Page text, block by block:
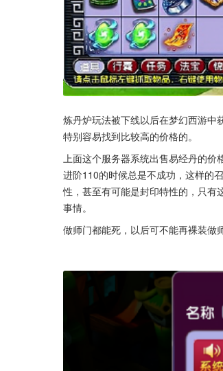
炼丹炉玩法被下线以后在梦幻西游中
特别容易找到比较高的价格的。
上面这个服务器系统出售易经丹的价
进阶110的时候总是不成功，这样的
性，甚至有可能是封印特性的，只有
事情。
做师门都能死，以后可不能再裸装做